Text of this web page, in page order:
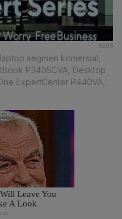
ASUS
segmen komersial,
P3405CVA, Desktop
ExpertCenter P440VA,